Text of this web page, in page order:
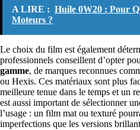
A LIRE : Huile 0W20 : Pour
Moteurs ?
Le choix du film est également
professionnels conseillent d’opter
gamme, de marques reconnues
ou Hexis. Ces matériaux sont plus
meilleure tenue dans le temps et un
est aussi important de sélectionner
l’usage : un film mat ou texturé
imperfections que les versions